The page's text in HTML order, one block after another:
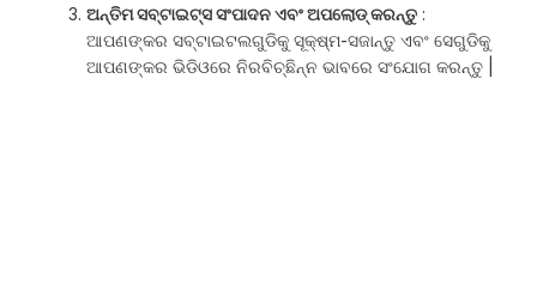
ଅନ୍ତିମ ସବ୍ଟାଇଟ୍ସ ସଂପାଦନ ଏବଂ ଅପଲୋଡ୍ କରନ୍ତୁ :
ଆପଣଙ୍କର ସବ୍ଟାଇଟଲଗୁଡିକୁ ସୂକ୍ଷ୍ମ-ସଜାନ୍ତୁ ଏବଂ ସେଗୁଡିକୁ
ଆପଣଙ୍କର ଭିଡିଓରେ ନିରବିଚ୍ଛିନ୍ନ ଭାବରେ ସଂଯୋଗ କରନ୍ତୁ |